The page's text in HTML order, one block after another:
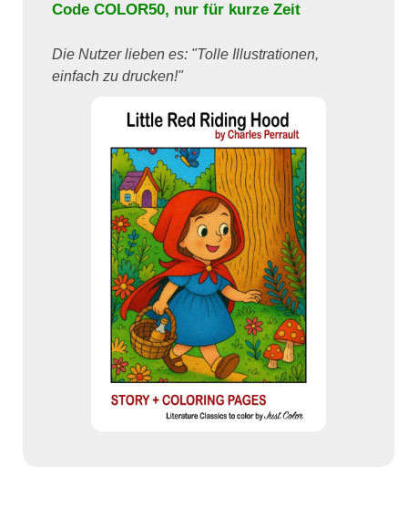
Code COLOR50, nur für kurze Zeit
Die Nutzer lieben es: "Tolle Illustrationen,
einfach zu drucken!"